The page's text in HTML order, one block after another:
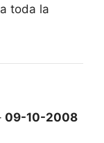
toda la
09-10-2008